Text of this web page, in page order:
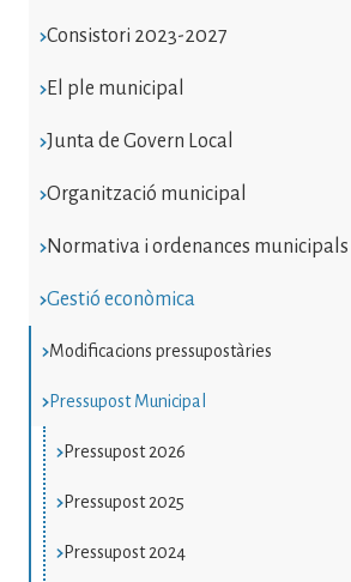
Consistori 2023-2027
El ple municipal
Junta de Govern Local
Organització municipal
Normativa i ordenances municipals
Gestió econòmica
Modificacions pressupostàries
Pressupost Municipal
Pressupost 2026
Pressupost 2025
Pressupost 2024